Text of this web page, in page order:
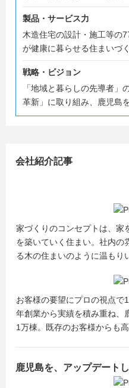
ちしています！
製品・サービス力
木造住宅の設計・施工等の
が健康に暮らせる住まいづ
戦略・ビジョン
「地域と暮らしの先導者」
革新」に取り組み、鹿児島
会社紹介記事
家づくりのコンセプトは、家
を築いていく住まい。社内の
る木の住まいのように温もり
お客様の要望にプロの視点で
年創業から実績を積み重ね、
1万棟。既存のお客様からも
鹿児島を、アップデートし